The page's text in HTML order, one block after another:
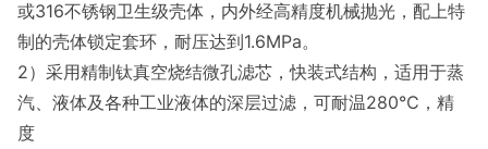
或316不锈钢卫生级壳体，内外经高精度机械抛光，配上特
制的壳体锁定套环，耐压达到1.6MPa。
2）采用精制钛真空烧结微孔滤芯，快装式结构，适用于蒸
汽、液体及各种工业液体的深层过滤，可耐温280℃，精
度